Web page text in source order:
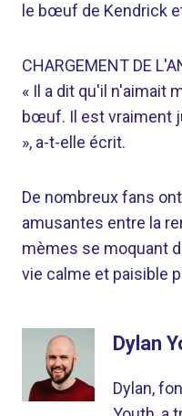
le bœuf de Kendrick
CHARGEMENT DE
« Il a dit qu'il n'aimait
bœuf. Il est vraiment
», a-t-elle écrit.
De nombreux fans
amusantes entre la
mèmes se moquant
vie calme et paisible
Dylan
Dylan,